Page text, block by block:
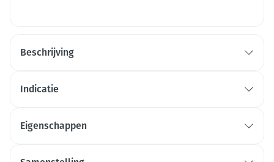
Beschrijving
Indicatie
Eigenschappen